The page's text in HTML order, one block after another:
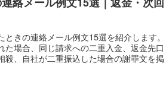
きの連絡メール例文15選を紹介します。
た場合、同じ請求への二重入金、返金先口
殺、自社が二重振込した場合の謝罪文を掲